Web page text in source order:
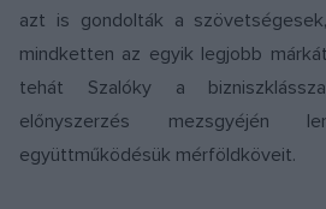
azt is gondolták a
mindketten az egyik legjobb
tehát Szalóky a
előnyszerzés mezsgyéjén
együttműködésük mérföldköveit.